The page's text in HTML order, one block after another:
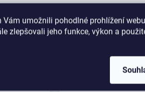
Vám umožnili pohodlné prohlížení
zlepšovali jeho funkce, výkon a
tomuto produktu